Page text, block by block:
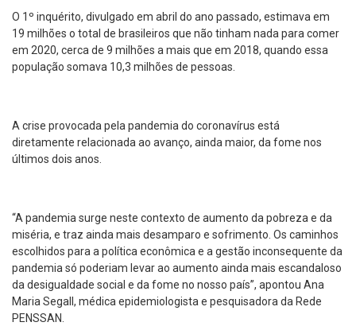
O 1º inquérito, divulgado em abril do ano passado, estimava em
19 milhões o total de brasileiros que não tinham nada para comer
em 2020, cerca de 9 milhões a mais que em 2018, quando essa
população somava 10,3 milhões de pessoas.
A crise provocada pela pandemia do coronavírus está
diretamente relacionada ao avanço, ainda maior, da fome nos
últimos dois anos.
“A pandemia surge neste contexto de aumento da pobreza e da
miséria, e traz ainda mais desamparo e sofrimento. Os caminhos
escolhidos para a política econômica e a gestão inconsequente da
pandemia só poderiam levar ao aumento ainda mais escandaloso
da desigualdade social e da fome no nosso país”, apontou Ana
Maria Segall, médica epidemiologista e pesquisadora da Rede
PENSSAN.